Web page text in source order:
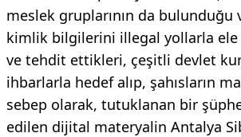
meslek gruplarının da bulunduğu
kimlik bilgilerini illegal yollarla ele
ve tehdit ettikleri, çeşitli devlet
ihbarlarla hedef alıp, şahısların
sebep olarak, tutuklanan bir
edilen dijital materyalin Antalya